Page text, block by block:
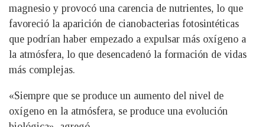
magnesio y provocó una carencia de nutrientes, lo que
favoreció la aparición de cianobacterias fotosintéticas
que podrían haber empezado a expulsar más oxígeno a
la atmósfera, lo que desencadenó la formación de vidas
más complejas.
«Siempre que se produce un aumento del nivel de
oxígeno en la atmósfera, se produce una evolución